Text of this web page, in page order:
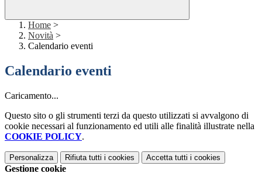
Home >
Novità >
Calendario eventi
Calendario eventi
Caricamento...
Questo sito o gli strumenti terzi da questo utilizzati si avvalgono di
cookie necessari al funzionamento ed utili alle finalità illustrate nella
COOKIE POLICY.
Personalizza Rifiuta tutti i cookies Accetta tutti i cookies
Gestione cookie